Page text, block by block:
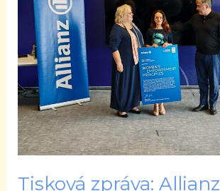
Tisková zpráva: Allianz
pojišťovna
novým
signatářem
Women’s
Empowerment
Principles